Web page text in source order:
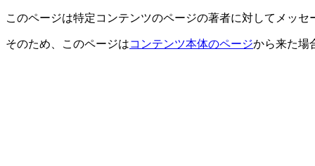
このページは特定コンテンツのページの著者に対してメッ
そのため、このページはコンテンツ本体のページから来た場